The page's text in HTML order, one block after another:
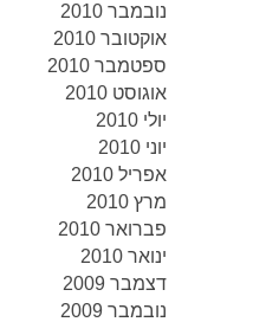
נובמבר 2010
אוקטובר 2010
ספטמבר 2010
אוגוסט 2010
יולי 2010
יוני 2010
אפריל 2010
מרץ 2010
פברואר 2010
ינואר 2010
דצמבר 2009
נובמבר 2009